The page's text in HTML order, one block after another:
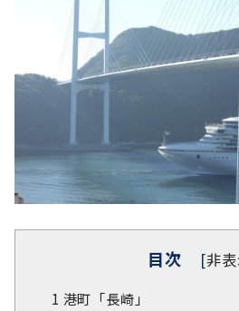
目次 [非
1 港町「長崎」